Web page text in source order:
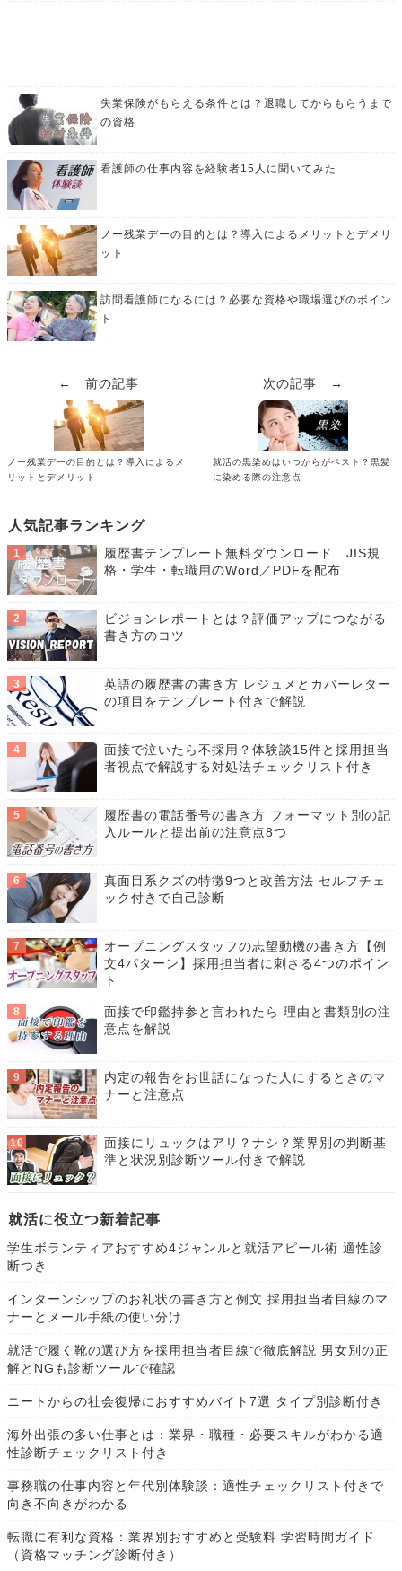
失業保険がもらえる条件とは？退職してからもらうまで
の資格
看護師の仕事内容を経験者15人に聞いてみた
ノー残業デーの目的とは？導入によるメリットとデメリ
ット
訪問看護師になるには？必要な資格や職場選びのポイン
ト
← 前の記事
ノー残業デーの目的とは？導入によるメ
リットとデメリット
次の記事 →
就活の黒染めはいつからがベスト？黒髪
に染める際の注意点
人気記事ランキング
履歴書テンプレート無料ダウンロード JIS規
格・学生・転職用のWord／PDFを配布
ビジョンレポートとは？評価アップにつながる
書き方のコツ
英語の履歴書の書き方 レジュメとカバーレター
の項目をテンプレート付きで解説
面接で泣いたら不採用？体験談15件と採用担当
者視点で解説する対処法チェックリスト付き
履歴書の電話番号の書き方 フォーマット別の記
入ルールと提出前の注意点8つ
真面目系クズの特徴9つと改善方法 セルフチェ
ック付きで自己診断
オープニングスタッフの志望動機の書き方【例
文4パターン】採用担当者に刺さる4つのポイン
ト
面接で印鑑持参と言われたら 理由と書類別の注
意点を解説
内定の報告をお世話になった人にするときのマ
ナーと注意点
面接にリュックはアリ？ナシ？業界別の判断基
準と状況別診断ツール付きで解説
就活に役立つ新着記事
学生ボランティアおすすめ4ジャンルと就活アピール術 適性診
断つき
インターンシップのお礼状の書き方と例文 採用担当者目線のマ
ナーとメール手紙の使い分け
就活で履く靴の選び方を採用担当者目線で徹底解説 男女別の正
解とNGも診断ツールで確認
ニートからの社会復帰におすすめバイト7選 タイプ別診断付き
海外出張の多い仕事とは：業界・職種・必要スキルがわかる適
性診断チェックリスト付き
事務職の仕事内容と年代別体験談：適性チェックリスト付きで
向き不向きがわかる
転職に有利な資格：業界別おすすめと受験料 学習時間ガイド
（資格マッチング診断付き）